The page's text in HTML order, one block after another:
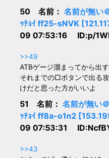
50 名前： 名前が無い
ｯﾁｮｲ ff25-sNVK
09 07:53:16 ID:p/
>>49
ATBゲージ溜まってから出
それまでの□ボタンで出る
けだと思った方がいいよ
51 名前： 名前が無い
ｯﾁｮｲ ff8a-o1n2
09 07:53:31
>>43